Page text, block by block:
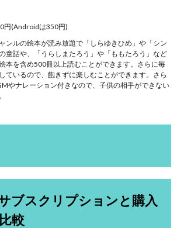
円(Androidは350円)
ンルの絵本が読み放題で「しらゆきひめ」や「シン
童話や、「うらしまたろう」や「ももたろう」など
本を含め500冊以上読むことができます。さらに毎
ているので、飽きずに楽しむことができます。さら
やナレーション付きなので、子供の相手ができない
ブスクリプションと購入
較